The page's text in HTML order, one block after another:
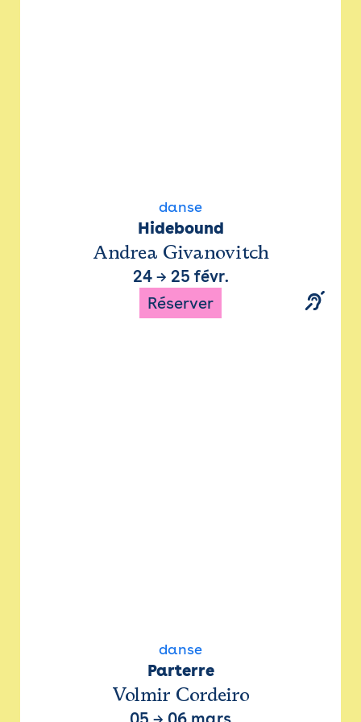
danse
Hidebound
Andrea Givanovitch
24→ 25 févr.
Réserver
danse
Parterre
Volmir Cordeiro